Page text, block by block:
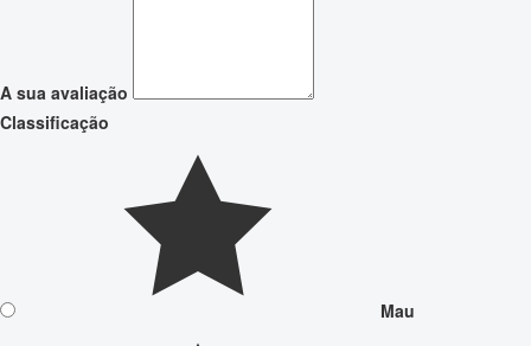
A sua avaliação
Classificação
Mau